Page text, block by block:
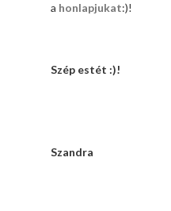
a honlapjukat:)!
Szép estét :)!
Szandra